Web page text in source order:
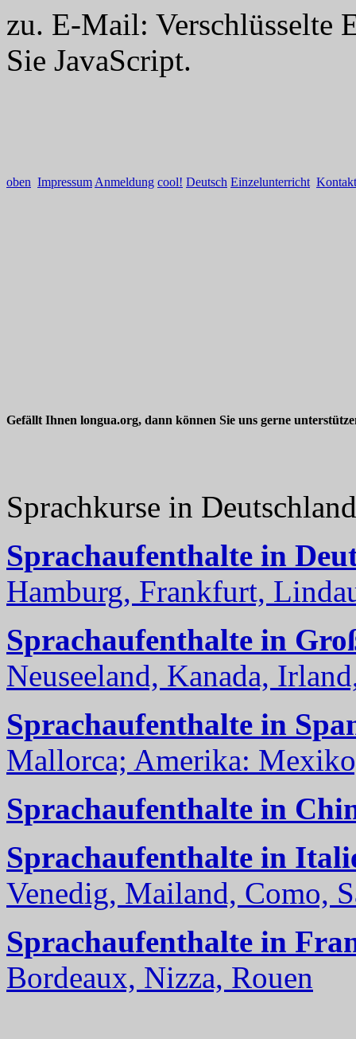
zu. E-Mail: Verschlüsselte
Sie JavaScript.
oben Impressum Anmeldung cool! Deutsch Einzelunterricht Kontakt
Gefällt Ihnen longua.org, dann können Sie uns gerne
Sprachkurse in
Sprachaufenthalte in
Hamburg, Frankfurt,
Sprachaufenthalte in
Neuseeland, Kanada,
Sprachaufenthalte in
Mallorca; Amerika:
Sprachaufenthalte in
Sprachaufenthalte in
Venedig, Mailand, Como,
Sprachaufenthalte in
Bordeaux, Nizza, Rouen